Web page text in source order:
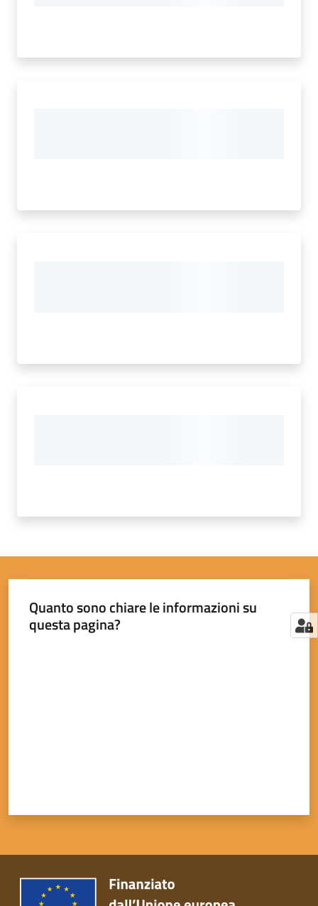
Quanto sono chiare le informazioni su
questa pagina?